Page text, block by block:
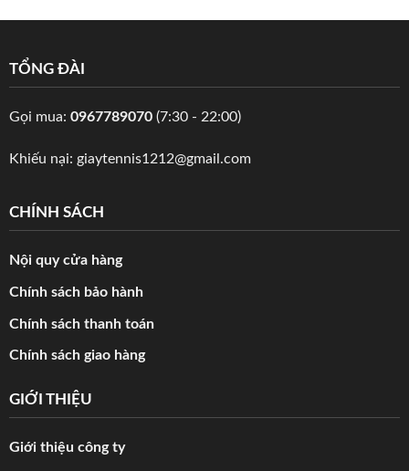
TỔNG ĐÀI
Gọi mua: 0967789070(7:30 - 22:00)
Khiếu nại: giaytennis1212@gmail.com
CHÍNH SÁCH
Nội quy cửa hàng
Chính sách bảo hành
Chính sách thanh toán
Chính sách giao hàng
GIỚI THIỆU
Giới thiệu công ty